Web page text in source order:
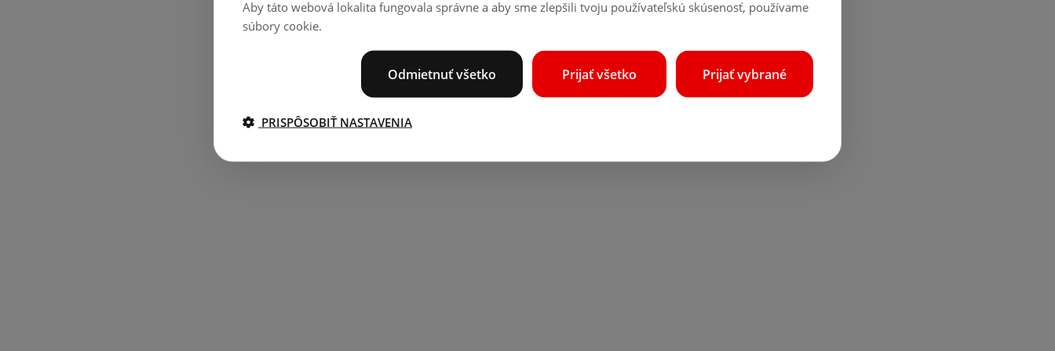
Aby táto webová lokalita fungovala správne a aby sme zlepšili tvoju používateľskú skúsenosť, používame
súbory cookie.
Prijať vybrané
Prijať všetko
Odmietnuť všetko
PRISPÔSOBIŤ NASTAVENIA